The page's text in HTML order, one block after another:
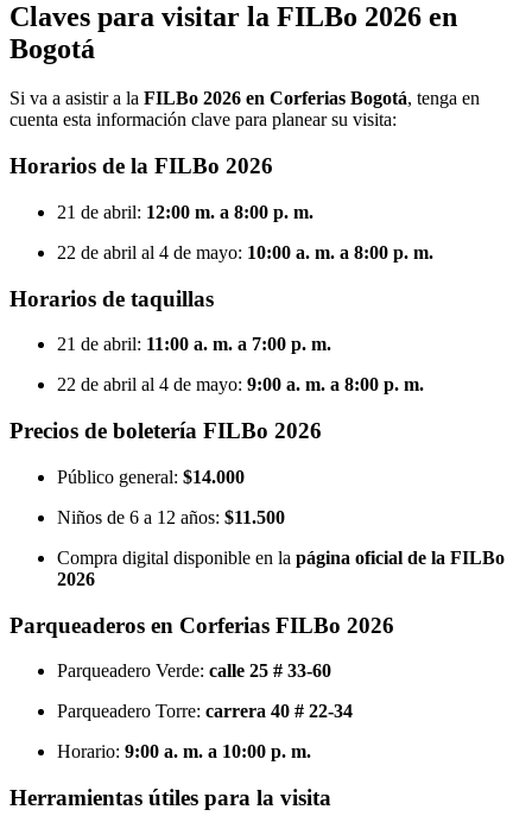
Claves para visitar la FILBo 2026 en
Bogotá
Si va a asistir a la FILBo 2026 en Corferias Bogotá, tenga en
cuenta esta información clave para planear su visita:
Horarios de la FILBo 2026
21 de abril: 12:00 m. a 8:00 p. m.
22 de abril al 4 de mayo: 10:00 a. m. a 8:00 p. m.
Horarios de taquillas
21 de abril: 11:00 a. m. a 7:00 p. m.
22 de abril al 4 de mayo: 9:00 a. m. a 8:00 p. m.
Precios de boletería FILBo 2026
Público general: $14.000
Niños de 6 a 12 años: $11.500
Compra digital disponible en la página oficial de la FILBo
2026
Parqueaderos en Corferias FILBo 2026
Parqueadero Verde: calle 25 # 33-60
Parqueadero Torre: carrera 40 # 22-34
Horario: 9:00 a. m. a 10:00 p. m.
Herramientas útiles para la visita